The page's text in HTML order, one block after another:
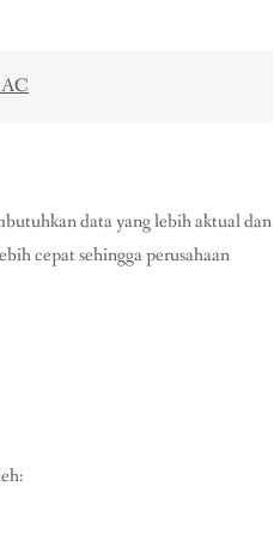
AC
data yang lebih aktual dan
cepat sehingga perusahaan